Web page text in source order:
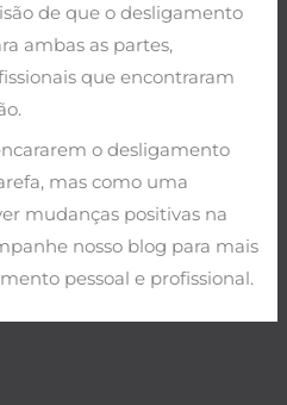
de que o desligamento
ambas as partes,
que encontraram
o desligamento
mas como uma
mudanças positivas na
nosso blog para mais
pessoal e profissional.